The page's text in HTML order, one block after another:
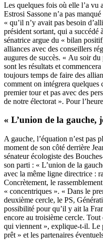
Les quelques fois où elle l’a vu
Estrosi Sassone n’a pas
« qu’il n’y avait pas besoin
président sortant, qui a
sénatrice argue du « bilan
alliances avec des conseillers
augures de succès. « Au soir
sont les résultats et
toujours temps de faire des
comment on intégrera
premier tour et pas avec des
de notre électorat ». Pour
« L’union de la gauche,
A gauche, l’équation n’est pas
moment de son côté derrière
sénateur écologiste des
son parti : « L’union de la
avec la même ligne directrice :
Concrètement, le
« concentriques ». « Dans le
deuxième cercle, le PS,
possibilité pour qu’il y ait la
encore au troisième cercle.
qui viennent », explique-t-il. Le
prêt » et les partenaires